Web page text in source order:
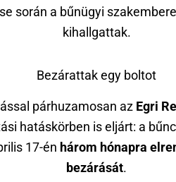
során a bűnügyi
kihallgattak.
Bezárattak egy boltot
párhuzamosan az Egri
hatáskörben is eljárt: a
17-én három hónapra
bezárását.